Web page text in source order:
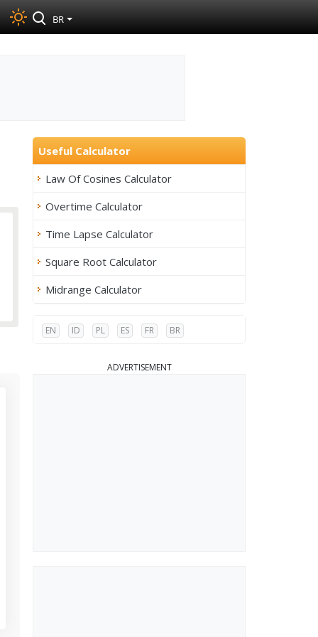
BR
Useful Calculator
Law Of Cosines Calculator
Overtime Calculator
Time Lapse Calculator
Square Root Calculator
Midrange Calculator
EN ID PL ES FR BR
ADVERTISEMENT